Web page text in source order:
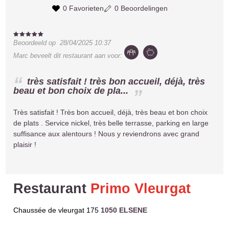
0 Favorieten
0 Beoordelingen
Beoordeeld op28/04/2025 10:37
Marc beveelt dit restaurant aan voor:
très satisfait ! très bon accueil, déjà, très
beau et bon choix de pla...
Très satisfait ! Très bon accueil, déjà, très beau et bon choix
de plats . Service nickel, très belle terrasse, parking en large
suffisance aux alentours ! Nous y reviendrons avec grand
plaisir !
Restaurant Primo Vleurgat
Chaussée de vleurgat 175 1050 ELSENE